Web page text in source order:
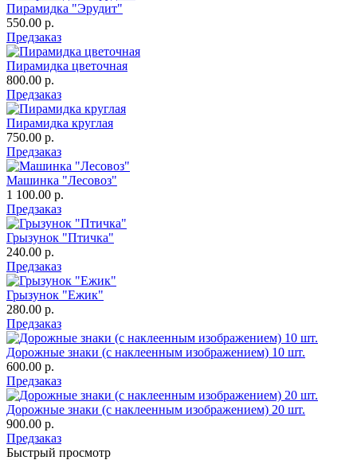
Пирамидка "Эрудит"
550.00 р.
Предзаказ
Пирамидка цветочная
800.00 р.
Предзаказ
Пирамидка круглая
750.00 р.
Предзаказ
Машинка "Лесовоз"
1 100.00 р.
Предзаказ
Грызунок "Птичка"
240.00 р.
Предзаказ
Грызунок "Ежик"
280.00 р.
Предзаказ
Дорожные знаки (с наклеенным изображением) 10 шт.
600.00 р.
Предзаказ
Дорожные знаки (с наклеенным изображением) 20 шт.
900.00 р.
Предзаказ
Быстрый просмотр